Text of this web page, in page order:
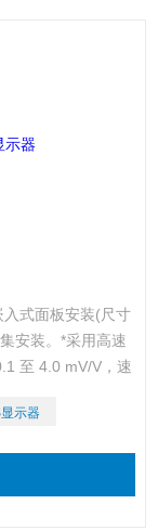
式面板安装(尺寸
安装。*采用高速
至 4.0 mV/V，速
口高速同步输
示器